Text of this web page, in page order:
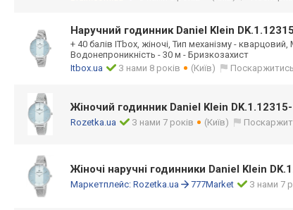
Наручний годинник Daniel Klein
+ 40 балів ITbox, жіночі, Тип механізму -
Водонепроникність - 30 м - Бризкозахист
Itbox.ua
З нами 8 років (Київ) Поскаржитись
Жіночий годинник Daniel Klein DK.1.12315-
Rozetka.ua З нами 7 років (Київ)
Жіночі наручні годинники Daniel Klein
Маркетплейс: Rozetka.ua 777Market З нами 7